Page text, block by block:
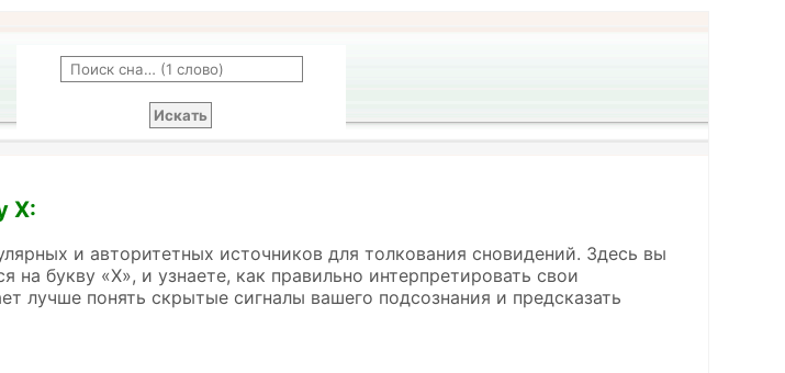
Х:
и авторитетных источников для толкования сновидений. Здесь вы
на букву «Х», и узнаете, как правильно интерпретировать свои
лучше понять скрытые сигналы вашего подсознания и предсказать